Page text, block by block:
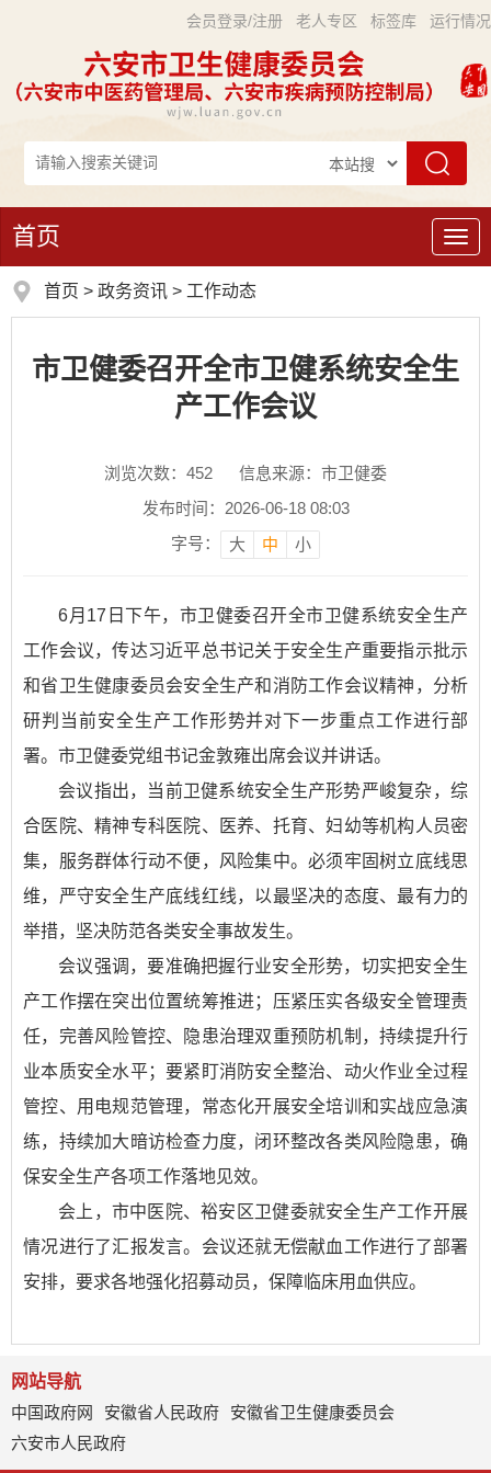
会员登录/注册 老人专区 标签库 运行情况
导
首页
首页 > 政务资讯 > 工作动态
市卫健委召开全市卫健系统安全生
产工作会议
浏览次数： 452
信息来源：市卫健委
发布时间：2026-06-18 08:03
字号：
大 中 小
6月17日下午，市卫健委召开全市卫健系统安全生产
工作会议，传达习近平总书记关于安全生产重要指示批示
和省卫生健康委员会安全生产和消防工作会议精神，分析
研判当前安全生产工作形势并对下一步重点工作进行部
署。市卫健委党组书记金敦雍出席会议并讲话。
会议指出，当前卫健系统安全生产形势严峻复杂，综
合医院、精神专科医院、医养、托育、妇幼等机构人员密
集，服务群体行动不便，风险集中。必须牢固树立底线思
维，严守安全生产底线红线，以最坚决的态度、最有力的
举措，坚决防范各类安全事故发生。
会议强调，要准确把握行业安全形势，切实把安全生
产工作摆在突出位置统筹推进；压紧压实各级安全管理责
任，完善风险管控、隐患治理双重预防机制，持续提升行
业本质安全水平；要紧盯消防安全整治、动火作业全过程
管控、用电规范管理，常态化开展安全培训和实战应急演
练，持续加大暗访检查力度，闭环整改各类风险隐患，确
保安全生产各项工作落地见效。
会上，市中医院、裕安区卫健委就安全生产工作开展
情况进行了汇报发言。会议还就无偿献血工作进行了部署
安排，要求各地强化招募动员，保障临床用血供应。
网站导航
中国政府网
安徽省人民政府
安徽省卫生健康委员会
六安市人民政府